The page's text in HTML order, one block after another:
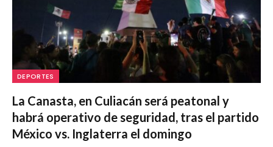
DEPORTES
La Canasta, en Culiacán será peatonal y
habrá operativo de seguridad, tras el partido
México vs. Inglaterra el domingo